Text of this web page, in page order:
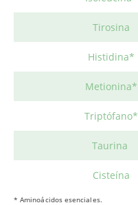
Tirosina
Histidina*
Metionina*
Triptófano*
Taurina
Cisteína
* Aminoácidos esenciales.